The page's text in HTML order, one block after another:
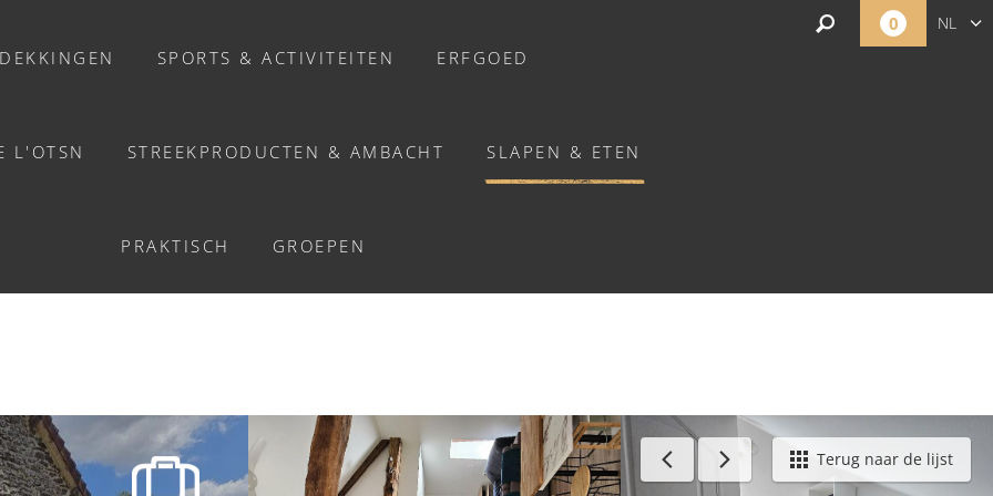
SPORTS & ACTIVITEITEN ERFGOED
L'OTSN STREEKPRODUCTEN & AMBACHT SLAPEN & ETEN
VERHUUR VAN ZALEN
PRAKTISCH GROEPEN
0 NL
DE LA CHOUETTE - MESLAY
de la Chouette - Meslay Terug naar de lijst